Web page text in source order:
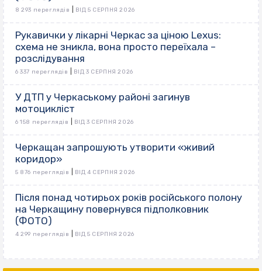
8 293 переглядів ВІД 5 СЕРПНЯ 2026
Рукавички у лікарні Черкас за ціною Lexus:
схема не зникла, вона просто переїхала –
розслідування
6 337 переглядів ВІД 3 СЕРПНЯ 2026
У ДТП у Черкаському районі загинув
мотоцикліст
6 158 переглядів ВІД 3 СЕРПНЯ 2026
Черкащан запрошують утворити «живий
коридор»
5 876 переглядів ВІД 4 СЕРПНЯ 2026
Після понад чотирьох років російського полону
на Черкащину повернувся підполковник
(ФОТО)
4 299 переглядів ВІД 5 СЕРПНЯ 2026